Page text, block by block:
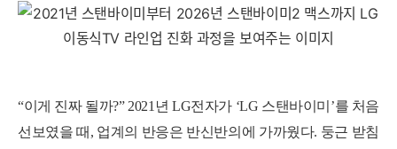
“이게 진짜 될까?” 2021년 LG전자가 ‘LG 스탠바이미’를 처음
선보였을 때, 업계의 반응은 반신반의에 가까웠다. 둥근 받침